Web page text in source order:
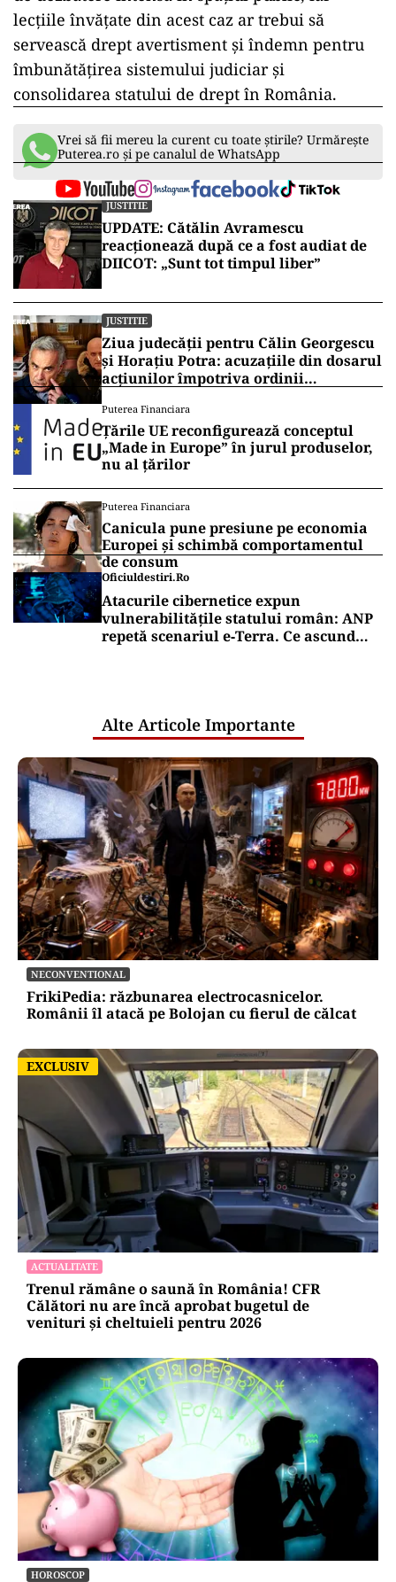
lecțiile învățate din acest caz ar trebui să
servească drept avertisment și îndemn pentru
îmbunătățirea sistemului judiciar și
consolidarea statului de drept în România.
Vrei să fii mereu la curent cu toate știrile? Urmărește
Puterea.ro și pe canalul de WhatsApp
JUSTITIE
UPDATE: Cătălin Avramescu
reacționează după ce a fost audiat de
DIICOT: „Sunt tot timpul liber”
JUSTITIE
Ziua judecății pentru Călin Georgescu
și Horațiu Potra: acuzațiile din dosarul
acțiunilor împotriva ordinii
de la Înalta Curte
Puterea Financiara
Țările UE reconfigurează conceptul
„Made in Europe” în jurul produselor,
nu al țărilor
Puterea Financiara
Canicula pune presiune pe economia
Europei și schimbă comportamentul
de consum
Oficiuldestiri.ro
Atacurile cibernetice expun
vulnerabilitățile statului român: ANP
repetă scenariul e‑Terra. Ce ascund
Alte Articole Importante
NECONVENTIONAL
FrikiPedia: răzbunarea electrocasnicelor.
Românii îl atacă pe Bolojan cu fierul de călcat
EXCLUSIV
EXCLUSIV
ACTUALITATE
Trenul rămâne o saună în România! CFR
Călători nu are încă aprobat bugetul de
venituri și cheltuieli pentru 2026
HOROSCOP